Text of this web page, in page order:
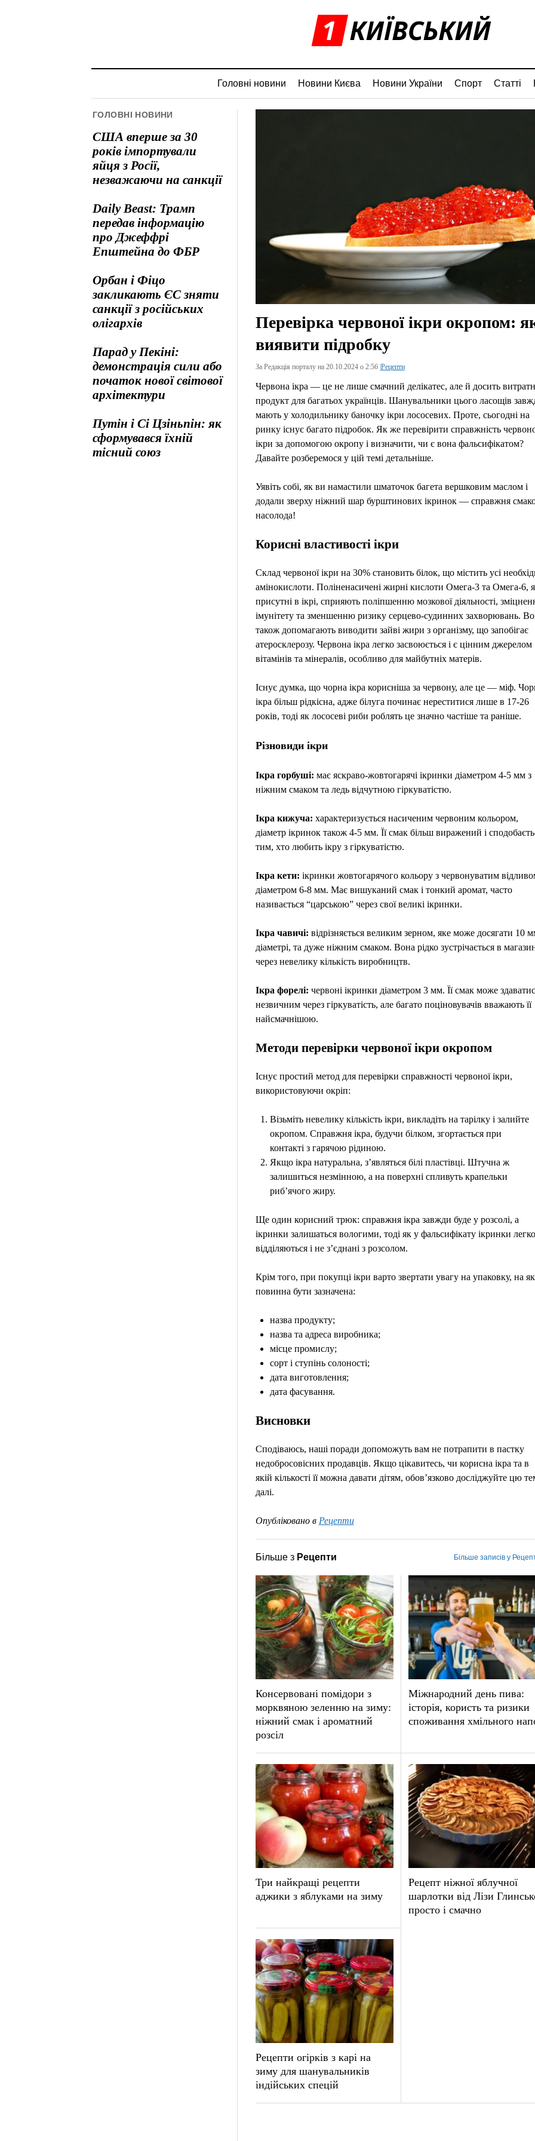
Головні новини Новини Києва Новини України Спорт Статті
ГОЛОВНІ НОВИНИ
США вперше за 30
років імпортували
яйця з Росії,
незважаючи на санкції
Daily Beast: Трамп
передав інформацію
про Джеффрі
Епштейна до ФБР
Орбан і Фіцо
закликають ЄС зняти
санкції з російських
олігархів
Парад у Пекіні:
демонстрація сили або
початок нової світової
архітектури
Путін і Сі Цзіньпін: як
сформувався їхній
тісний союз
Перевірка червоної ікри окропом:
виявити підробку
За Редакція порталу на 20.10.2024 о 2:56 | Рецепти
Червона ікра — це не лише смачний делікатес, але й досить
продукт для багатьох українців. Шанувальники цього ласощів
мають у холодильнику баночку ікри лососевих. Проте, сьогодні на
ринку існує багато підробок. Як же перевірити справжність
ікри за допомогою окропу і визначити, чи є вона фальсифікатом?
Давайте розберемося у цій темі детальніше.
Уявіть собі, як ви намастили шматочок багета вершковим маслом і
додали зверху ніжний шар бурштинових ікринок — справжня
насолода!
Корисні властивості ікри
Склад червоної ікри на 30% становить білок, що містить усі
амінокислоти. Поліненасичені жирні кислоти Омега-3 та Омега-6,
присутні в ікрі, сприяють поліпшенню мозкової діяльності,
імунітету та зменшенню ризику серцево-судинних захворювань.
також допомагають виводити зайві жири з організму, що запобігає
атеросклерозу. Червона ікра легко засвоюється і є цінним джерелом
вітамінів та мінералів, особливо для майбутніх матерів.
Існує думка, що чорна ікра корисніша за червону, але це — міф.
ікра більш рідкісна, адже білуга починає нереститися лише в 17-26
років, тоді як лососеві риби роблять це значно частіше та раніше.
Різновиди ікри
Ікра горбуші: має яскраво-жовтогарячі ікринки діаметром 4-5 мм з
ніжним смаком та ледь відчутною гіркуватістю.
Ікра кижуча: характеризується насиченим червоним кольором,
діаметр ікринок також 4-5 мм. Її смак більш виражений і
тим, хто любить ікру з гіркуватістю.
Ікра кети: ікринки жовтогарячого кольору з червонуватим
діаметром 6-8 мм. Має вишуканий смак і тонкий аромат, часто
називається “царською” через свої великі ікринки.
Ікра чавичі: відрізняється великим зерном, яке може досягати 10
діаметрі, та дуже ніжним смаком. Вона рідко зустрічається в
через невелику кількість виробництв.
Ікра форелі: червоні ікринки діаметром 3 мм. Її смак може
незвичним через гіркуватість, але багато поціновувачів вважають її
найсмачнішою.
Методи перевірки червоної ікри окропом
Існує простий метод для перевірки справжності червоної ікри,
використовуючи окріп:
Візьміть невелику кількість ікри, викладіть на тарілку і залийте
окропом. Справжня ікра, будучи білком, згортається при
контакті з гарячою рідиною.
Якщо ікра натуральна, з’являться білі пластівці. Штучна ж
залишиться незмінною, а на поверхні спливуть крапельки
риб’ячого жиру.
Ще один корисний трюк: справжня ікра завжди буде у розсолі, а
ікринки залишаться вологими, тоді як у фальсифікату ікринки легко
відділяються і не з’єднані з розсолом.
Крім того, при покупці ікри варто звертати увагу на упаковку, на
повинна бути зазначена:
назва продукту;
назва та адреса виробника;
місце промислу;
сорт і ступінь солоності;
дата виготовлення;
дата фасування.
Висновки
Сподіваюсь, наші поради допоможуть вам не потрапити в пастку
недобросовісних продавців. Якщо цікавитесь, чи корисна ікра та в
якій кількості її можна давати дітям, обов’язково досліджуйте цю
далі.
Опубліковано в Рецепти
Більше з Рецепти Більше записів у
Консервовані помідори з
морквяною зеленню на зиму:
ніжний смак і ароматний
розсіл
Міжнародний день пива:
історія, користь та ризики
споживання хмільного
Три найкращі рецепти
аджики з яблуками на зиму
Рецепт ніжної яблучної
шарлотки від Лізи
просто і смачно
Рецепти огірків з карі на
зиму для шанувальників
індійських спецій